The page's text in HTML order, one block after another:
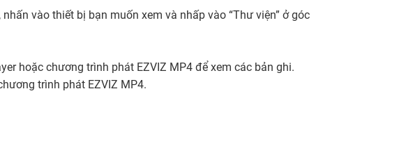
vào thiết bị bạn muốn xem và nhấp vào “Thư viện” ở góc
hoặc chương trình phát EZVIZ MP4 để xem các bản ghi.
trình phát EZVIZ MP4.